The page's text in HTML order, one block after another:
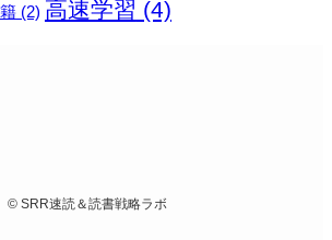
(2) 高速学習 (4)
© SRR速読＆読書戦略ラボ